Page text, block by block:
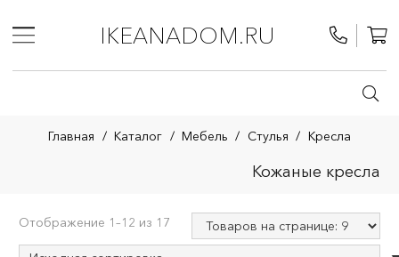
IKEANADOM.RU
Главная / Каталог / Мебель / Стулья / Кресла
Кожаные кресла
Отображение 1–12 из 17